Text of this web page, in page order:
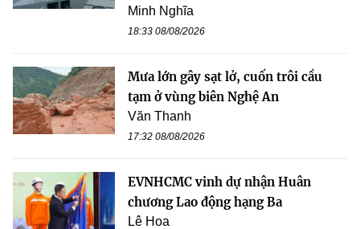
Minh Nghĩa
18:33 08/08/2026
Mưa lớn gây sạt lở, cuốn trôi cầu
tạm ở vùng biên Nghệ An
Văn Thanh
17:32 08/08/2026
EVNHCMC vinh dự nhận Huân
chương Lao động hạng Ba
Lê Hoa